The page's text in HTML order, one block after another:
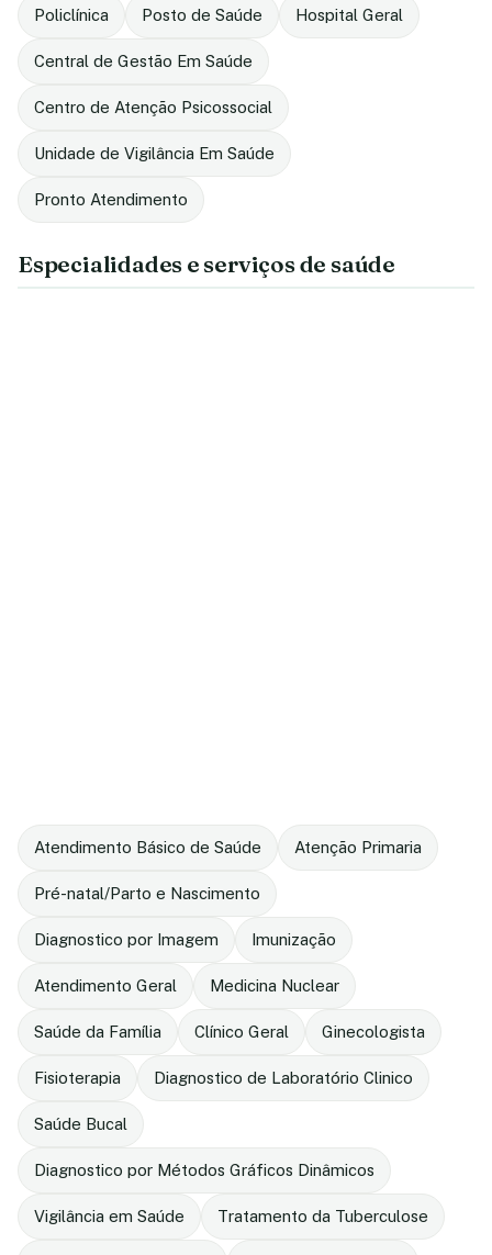
Policlínica Posto de Saúde Hospital Geral
Central de Gestão Em Saúde
Centro de Atenção Psicossocial
Unidade de Vigilância Em Saúde
Pronto Atendimento
Especialidades e serviços de saúde
Atendimento Básico de Saúde Atenção Primaria
Pré-natal/Parto e Nascimento
Diagnostico por Imagem Imunização
Atendimento Geral Medicina Nuclear
Saúde da Família Clínico Geral Ginecologista
Fisioterapia Diagnostico de Laboratório Clinico
Saúde Bucal
Diagnostico por Métodos Gráficos Dinâmicos
Vigilância em Saúde Tratamento da Tuberculose